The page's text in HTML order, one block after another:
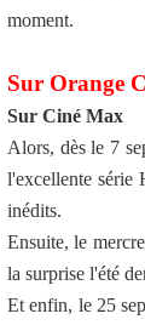
moment.
Sur Orange
Sur Ciné Max
Alors, dès le 7
l'excellente série
inédits.
Ensuite, le
la surprise l'été
Et enfin, le 25